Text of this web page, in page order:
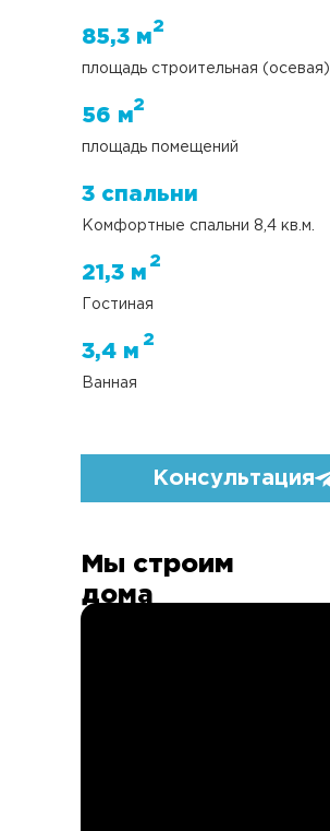
85,3 м
2
площадь строительная (осевая)
56 м
2
площадь помещений
3 спальни
Комфортные спальни 8,4 кв.м.
21,3 м
3,4 м
Гостиная
Ванная
2
2
Консультация
Мы строим
дома